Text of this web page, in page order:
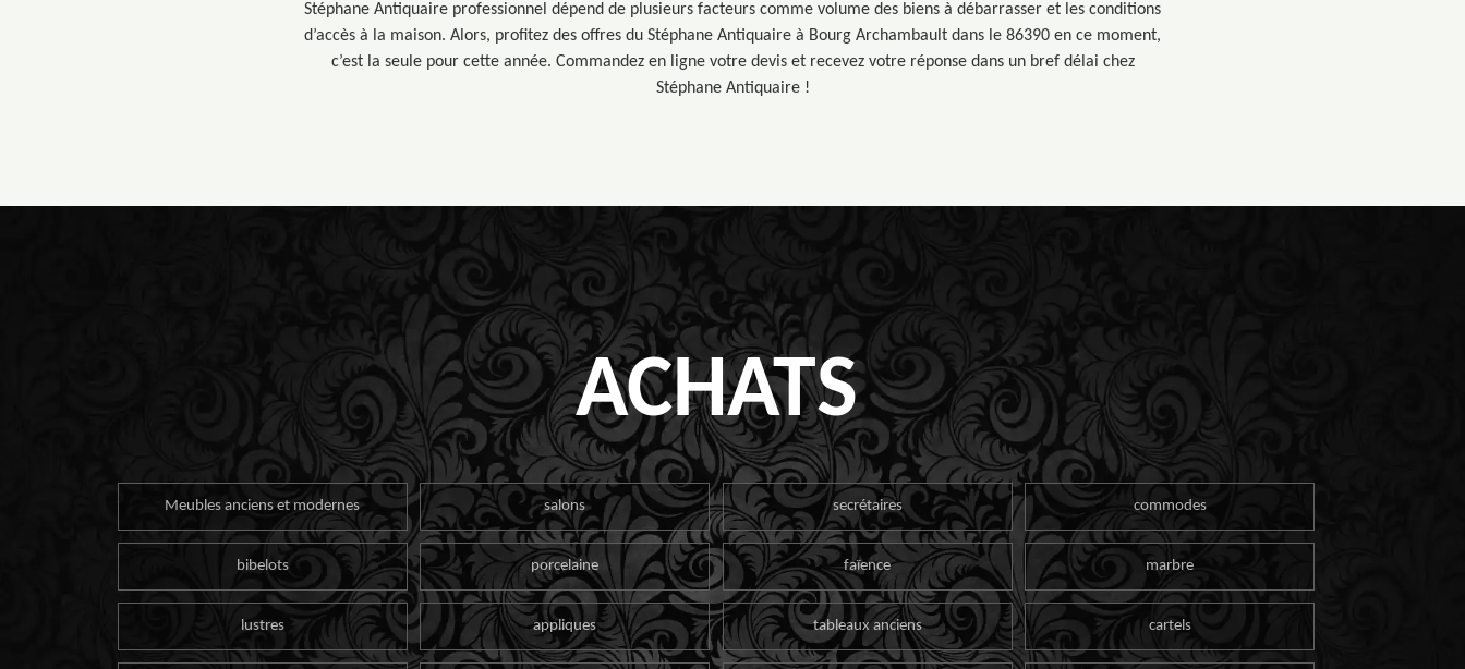
Stéphane Antiquaire professionnel dépend de plusieurs facteurs comme volume des biens à débarrasser et les conditions
d’accès à la maison. Alors, profitez des offres du Stéphane Antiquaire à Bourg Archambault dans le 86390 en ce moment,
c’est la seule pour cette année. Commandez en ligne votre devis et recevez votre réponse dans un bref délai chez
Stéphane Antiquaire !
ACHATS
Meubles anciens et modernes salons secrétaires commodes
bibelots porcelaine faïence marbre
lustres appliques tableaux anciens cartels